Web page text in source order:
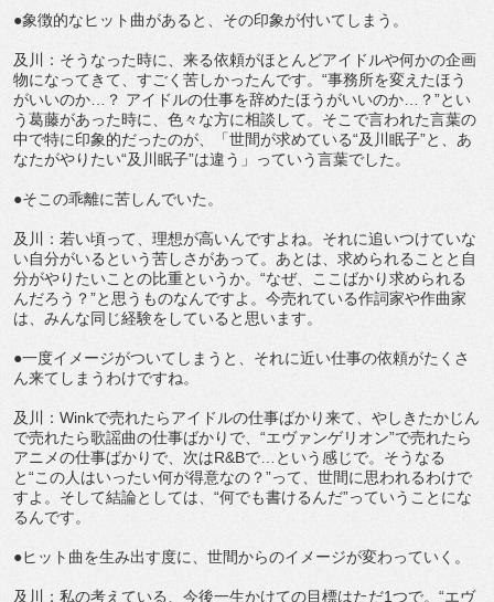
●象徴的なヒット曲があると、その印象が付いてしまう。
及川：そうなった時に、来る依頼がほとんどアイドルや何かの企画
物になってきて、すごく苦しかったんです。“事務所を変えたほう
がいいのか…？ アイドルの仕事を辞めたほうがいいのか…？”とい
う葛藤があった時に、色々な方に相談して。そこで言われた言葉の
中で特に印象的だったのが、「世間が求めている“及川眠子”と、あ
なたがやりたい“及川眠子”は違う」っていう言葉でした。
●そこの乖離に苦しんでいた。
及川：若い頃って、理想が高いんですよね。それに追いつけていな
い自分がいるという苦しさがあって。あとは、求められることと自
分がやりたいことの比重というか。“なぜ、ここばかり求められる
んだろう？”と思うものなんですよ。今売れている作詞家や作曲家
は、みんな同じ経験をしていると思います。
●一度イメージがついてしまうと、それに近い仕事の依頼がたくさ
ん来てしまうわけですね。
及川：Winkで売れたらアイドルの仕事ばかり来て、やしきたかじん
で売れたら歌謡曲の仕事ばかりで、“エヴァンゲリオン”で売れたら
アニメの仕事ばかりで、次はR&Bで…という感じで。そうなる
と“この人はいったい何が得意なの？”って、世間に思われるわけで
すよ。そして結論としては、“何でも書けるんだ”っていうことにな
るんです。
●ヒット曲を生み出す度に、世間からのイメージが変わっていく。
及川：私の考えている、今後一生かけての目標はただ1つで。“エヴ